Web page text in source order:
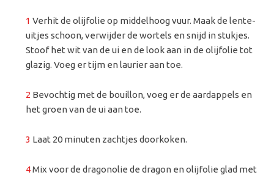
1Verhit de olijfolie op middelhoog vuur. Maak de lente-
uitjes schoon, verwijder de wortels en snijd in stukjes.
Stoof het wit van de ui en de look aan in de olijfolie tot
glazig. Voeg er tijm en laurier aan toe.
2 Bevochtig met de bouillon, voeg er de aardappels en
het groen van de ui aan toe.
3 Laat 20 minuten zachtjes doorkoken.
4Mix voor de dragonolie de dragon en olijfolie glad met